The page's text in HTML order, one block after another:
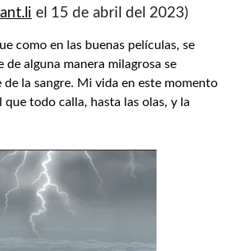
el 15 de abril del 2023)
como en las buenas películas, se
alguna manera milagrosa se
la sangre. Mi vida en este momento
todo calla, hasta las olas, y la